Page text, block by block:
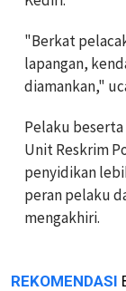
"Berkat
lapangan,
diamankan,"
Pelaku
Unit Reskrim
penyidikan
peran pelaku
mengakhiri.
REKOMENDASI